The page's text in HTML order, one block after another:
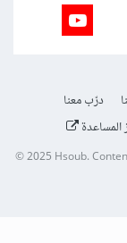
درّب معنا
المساعدة
© 2025Hsoub.